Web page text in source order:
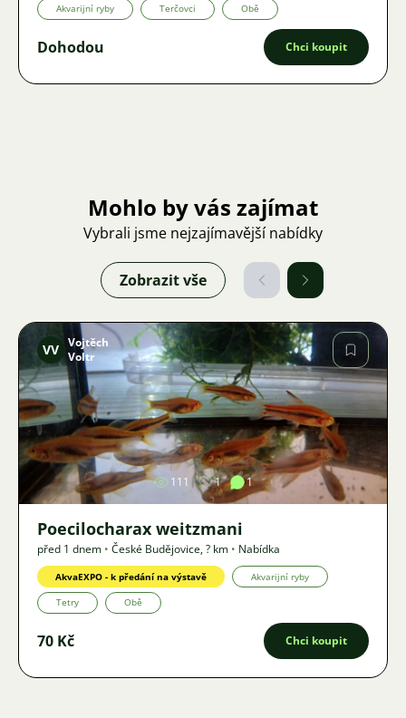
Akvarijní ryby Terčovci Obě
Dohodou Chci koupit
Mohlo by vás zajímat
Vybrali jsme nejzajímavější nabídky
Zobrazit vše
Obrázek
VV Vojtěch
Voltr
111 1 1
Poecilocharax weitzmani
před 1 dnem • České Budějovice,? km • Nabídka
AkvaEXPO - k předání na výstavě Akvarijní ryby
Tetry Obě
70 Kč Chci koupit